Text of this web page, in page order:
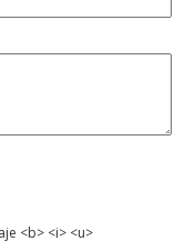
<b> <i> <u>